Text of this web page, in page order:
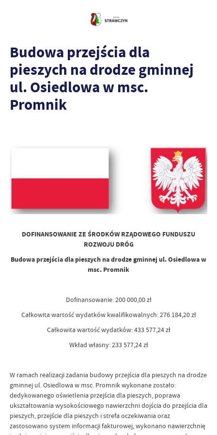
Budowa przejścia dla
pieszych na drodze gminnej
ul. Osiedlowa w msc.
Promnik
DOFINANSOWANIE ZE ŚRODKÓW RZĄDOWEGO FUNDUSZU
ROZWOJU DRÓG
Budowa przejścia dla pieszych na drodze gminnej ul. Osiedlowa w
msc. Promnik
Dofinansowanie: 200 000,00 zł
Całkowita wartość wydatków kwalifikowalnych: 276 184,20 zł
Całkowita wartość wydatków: 433 577,24 zł
Wkład własny: 233 577,24 zł
W ramach realizacji zadania budowy przejścia dla pieszych na drodze
gminnej ul. Osiedlowa w msc. Promnik wykonane zostało:
dedykowanego oświetlenia przejścia dla pieszych, poprawa
ukształtowania wysokościowego nawierzchni dojścia do przejścia dla
pieszych, przejście dla pieszych i strefa oczekiwania oraz
zastosowano system informacji fakturowej, wykonano nawierzchnię